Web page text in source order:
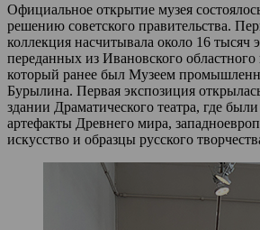
Официальное открытие музея
решению советского правительства.
коллекция насчитывала около 16 тысяч
переданных из Ивановского областного
который ранее был Музеем
Бурылина. Первая экспозиция
здании Драматического театра, где
артефакты Древнего мира,
искусство и образцы русского